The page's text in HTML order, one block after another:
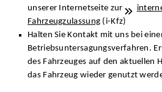
unserer Internetseite zur
Fahrzeugzulassung (i-Kfz)
Halten Sie Kontakt mit uns bei
Betriebsuntersagungsverfahren.
des Fahrzeuges auf den aktuellen
das Fahrzeug wieder genutzt